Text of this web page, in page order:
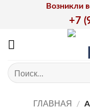
Возникли
+7
Искать:
ГЛАВНАЯ /